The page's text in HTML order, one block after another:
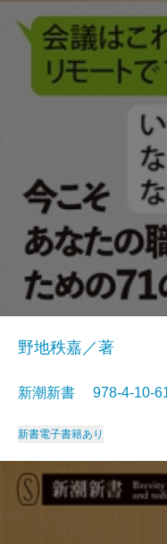
野地秩嘉／著
新潮新書 978-4-10-
新書電子書籍あり